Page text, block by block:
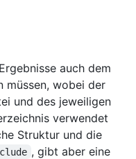
auch dem
müssen, wobei der
und des jeweiligen
verwendet
Struktur und die
, gibt aber eine